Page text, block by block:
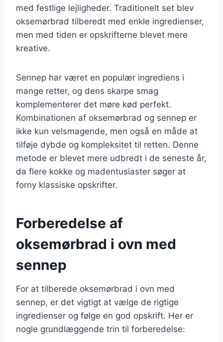
med festlige lejligheder. Traditionelt set blev
oksemørbrad tilberedt med enkle ingredienser,
men med tiden er opskrifterne blevet mere
kreative.
Sennep har været en populær ingrediens i
mange retter, og dens skarpe smag
komplementerer det møre kød perfekt.
Kombinationen af oksemørbrad og sennep er
ikke kun velsmagende, men også en måde at
tilføje dybde og kompleksitet til retten. Denne
metode er blevet mere udbredt i de seneste år,
da flere kokke og madentusiaster søger at
forny klassiske opskrifter.
Forberedelse af
oksemørbrad i ovn med
sennep
For at tilberede oksemørbrad i ovn med
sennep, er det vigtigt at vælge de rigtige
ingredienser og følge en god opskrift. Her er
nogle grundlæggende trin til forberedelse: